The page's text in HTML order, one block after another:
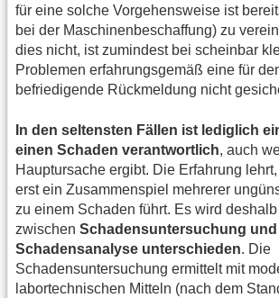
für eine solche Vorgehensweise ist
bei der Maschinenbeschaffung) zu
dies nicht, ist zumindest bei scheinbar
Problemen erfahrungsgemäß eine für
befriedigende Rückmeldung nicht
In den seltensten Fällen ist lediglich
einen Schaden verantwortlich, auch
Hauptursache ergibt. Die Erfahrung
erst ein Zusammenspiel mehrerer
zu einem Schaden führt. Es wird
zwischen Schadensuntersuchung und
Schadensanalyse unterschieden. Die
Schadensuntersuchung ermittelt mit
labortechnischen Mitteln (nach dem